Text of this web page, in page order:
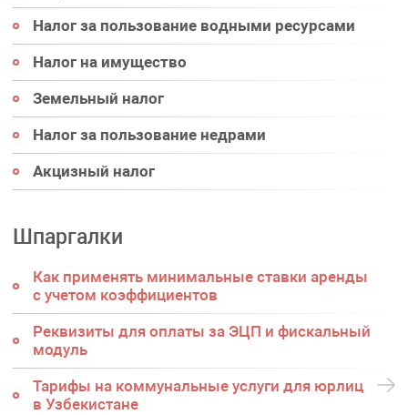
Налог за пользование водными ресурсами
Налог на имущество
Земельный налог
Налог за пользование недрами
Акцизный налог
Шпаргалки
Как применять минимальные ставки аренды
с учетом коэффициентов
Реквизиты для оплаты за ЭЦП и фискальный
модуль
Тарифы на коммунальные услуги для юрлиц
в Узбекистане